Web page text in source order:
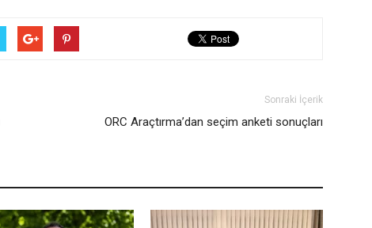
Sonraki İçerik
ORC Araçtırma’dan seçim anketi sonuçları